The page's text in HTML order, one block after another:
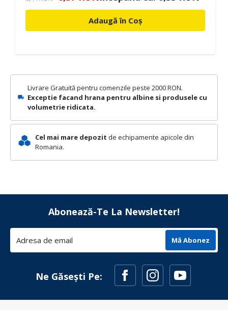
Livrare Gratuită pentru comenzile peste 2000 RON.
Exceptie facand hrana pentru albine si produsele cu
volumetrie ridicata.
Cel mai mare depozit de echipamente apicole din
Romania.
Adaugă în Coș
Abonează-Te La Newsletter!
Mă Abonez
Ne Găsești Pe: